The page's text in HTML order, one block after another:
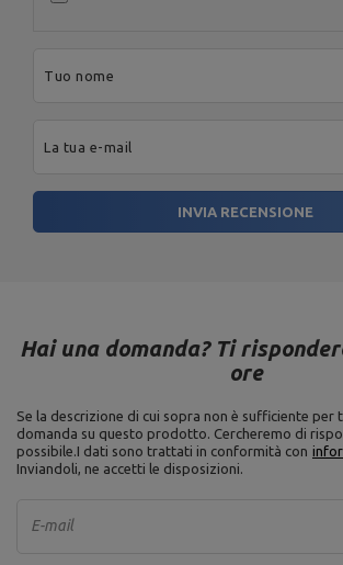
Tuo nome
La tua e-mail
INVIA RECENSIONE
Hai una domanda? Ti
ore
Se la descrizione di cui sopra non è sufficiente per
domanda su questo prodotto. Cercheremo di
possibile.I dati sono trattati in conformità con
Inviandoli, ne accetti le disposizioni.
E-mail